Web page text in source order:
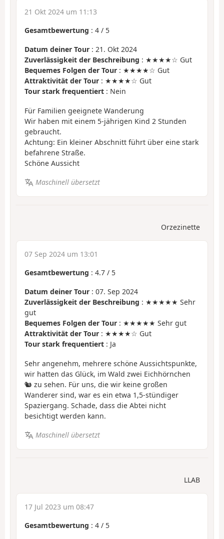
21 Okt 2024 um 11:13
Gesamtbewertung : 4 / 5
Datum deiner Tour : 21. Okt 2024
Zuverlässigkeit der Beschreibung : ★★★★☆ Gut
Bequemes Folgen der Tour : ★★★★☆ Gut
Attraktivität der Tour : ★★★★☆ Gut
Tour stark frequentiert : Nein
Für Familien geeignete Wanderung
Wir haben mit einem 5-jährigen Kind 2 Stunden
gebraucht.
Achtung: Ein kleiner Abschnitt führt über eine stark
befahrene Straße.
Schöne Aussicht
Maschinell übersetzt
Orzezinette
07 Sep 2024 um 13:01
Gesamtbewertung : 4.7 / 5
Datum deiner Tour : 07. Sep 2024
Zuverlässigkeit der Beschreibung : ★★★★★ Sehr
gut
Bequemes Folgen der Tour : ★★★★★ Sehr gut
Attraktivität der Tour : ★★★★☆ Gut
Tour stark frequentiert : Ja
Sehr angenehm, mehrere schöne Aussichtspunkte,
wir hatten das Glück, im Wald zwei Eichhörnchen
🐿️ zu sehen. Für uns, die wir keine großen
Wanderer sind, war es ein etwa 1,5-stündiger
Spaziergang. Schade, dass die Abtei nicht
besichtigt werden kann.
Maschinell übersetzt
LLAB
17 Jul 2023 um 08:47
Gesamtbewertung : 4 / 5